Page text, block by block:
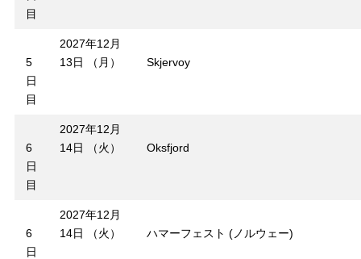
目
5
日
目
2027年12月
13日 （月）
Skjervoy
6
日
目
2027年12月
14日 （火）
Oksfjord
6
日
2027年12月
14日 （火）
ハマーフェスト (ノルウェー)